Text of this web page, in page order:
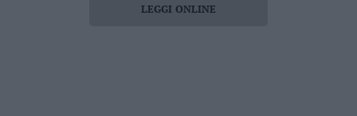
LEGGI ONLINE